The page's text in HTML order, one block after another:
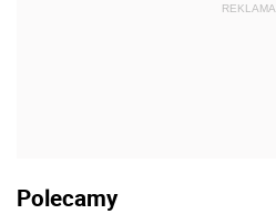
REKLAMA
Polecamy